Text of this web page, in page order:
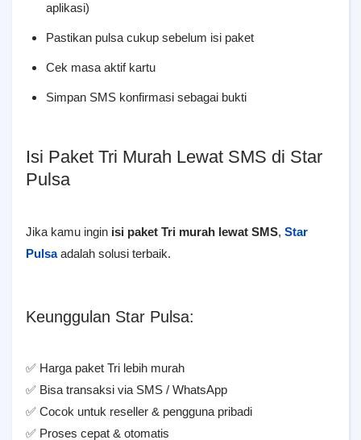
aplikasi)
Pastikan pulsa cukup sebelum isi paket
Cek masa aktif kartu
Simpan SMS konfirmasi sebagai bukti
Isi Paket Tri Murah Lewat SMS di Star
Pulsa
Jika kamu ingin isi paket Tri murah lewat SMS, Star
Pulsaadalah solusi terbaik.
Keunggulan Star Pulsa:
✅ Harga paket Tri lebih murah
✅ Bisa transaksi via SMS / WhatsApp
✅ Cocok untuk reseller & pengguna pribadi
✅ Proses cepat & otomatis